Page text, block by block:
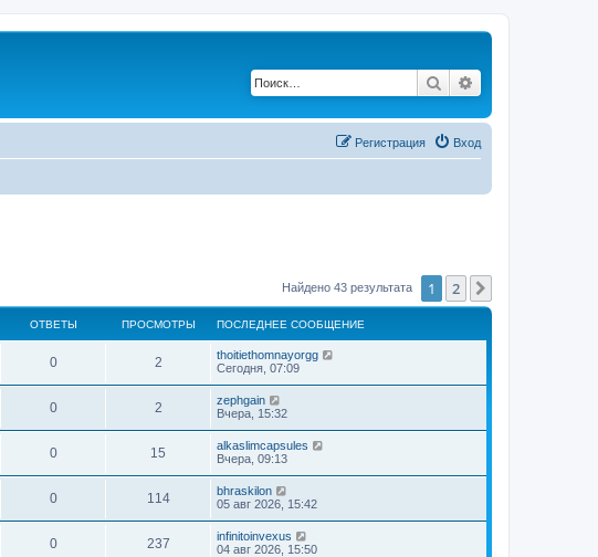
Поиск
Вход
Регистрация
Найдено 43 результата 1 2
ОТВЕТЫ ПРОСМОТРЫ ПОСЛЕДНЕЕ СООБЩЕНИЕ
0 2
thoitiethomnayorgg
Сегодня, 07:09
0 2
zephgain
Вчера, 15:32
0 15
alkaslimcapsules
Вчера, 09:13
0 114
bhraskilon
05 авг 2026, 15:42
0 237
infinitoinvexus
04 авг 2026, 15:50